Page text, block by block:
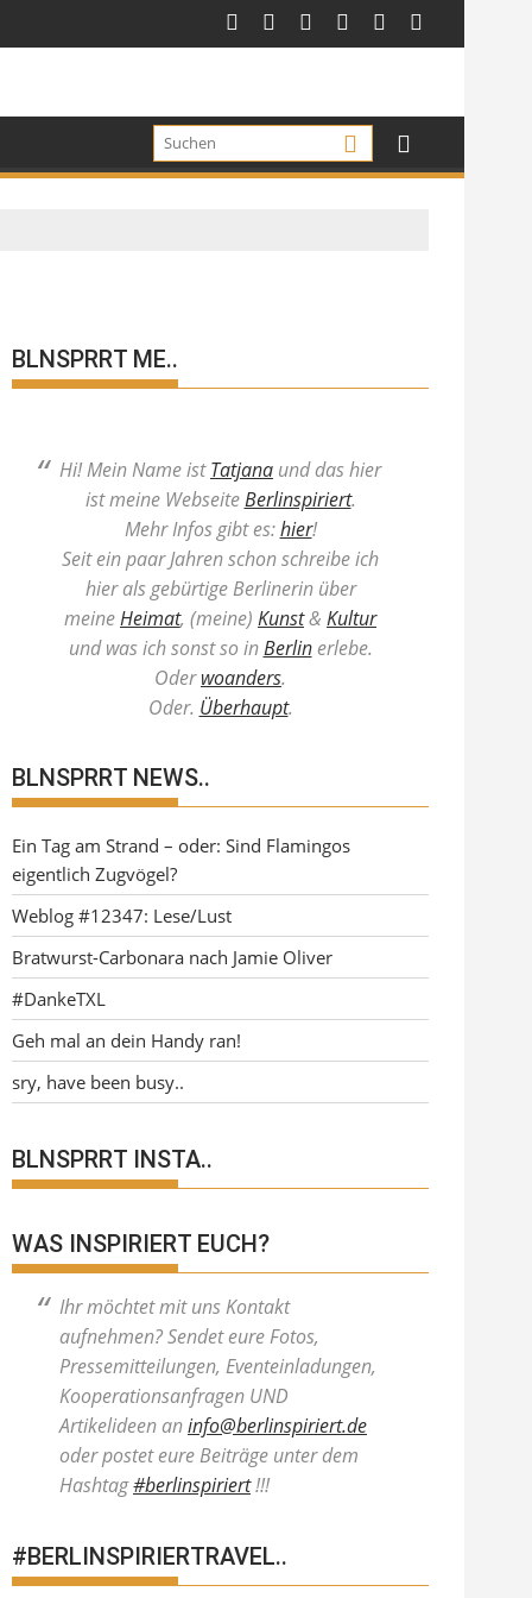
BLNSPRRT ME..
Hi! Mein Name istTatjana und das hier
ist meine WebseiteBerlinspiriert.
Mehr Infos gibt es:hier!
Seit ein paar Jahren schon schreibe ich
hier als gebürtige Berlinerin über
meineHeimat, (meine) Kunst& Kultur
und was ich sonst so inBerlinerlebe.
Oderwoanders.
Oder. Überhaupt.
BLNSPRRT NEWS..
Ein Tag am Strand – oder: Sind Flamingos
eigentlich Zugvögel?
Weblog #12347: Lese/Lust
Bratwurst-Carbonara nach Jamie Oliver
#DankeTXL
Geh mal an dein Handy ran!
sry, have been busy..
BLNSPRRT INSTA..
WAS INSPIRIERT EUCH?
Ihr möchtet mit uns Kontakt
aufnehmen? Sendet eure Fotos,
Pressemitteilungen, Eventeinladungen,
Kooperationsanfragen UND
Artikelideen aninfo@berlinspiriert.de
oder postet eure Beiträge unter dem
Hashtag#berlinspiriert!!!
#BERLINSPIRIERTRAVEL..